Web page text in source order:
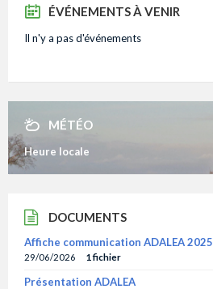
ÉVÉNEMENTS À VENIR
Il n'y a pas d'événements
MÉTÉO
Heure locale
DOCUMENTS
Affiche communication ADALEA 2025
29/06/2026 1 fichier
Présentation ADALEA